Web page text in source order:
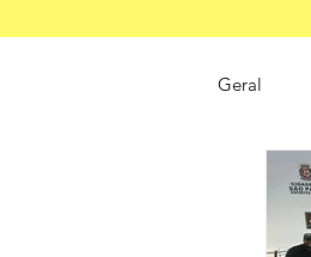
Geral